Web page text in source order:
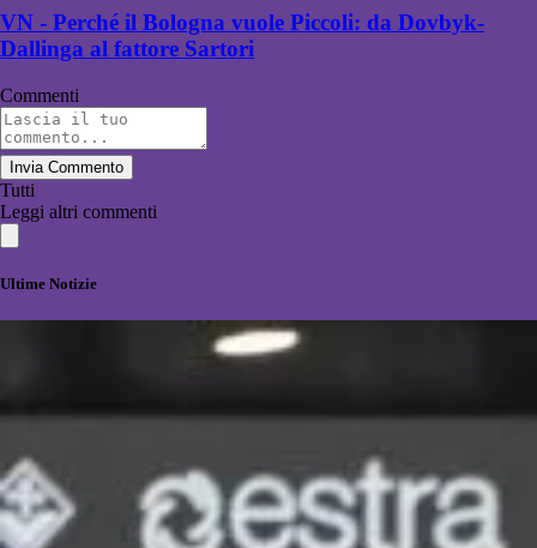
VN - Perché il Bologna vuole Piccoli: da Dovbyk-
Dallinga al fattore Sartori
Commenti
Invia Commento
Tutti
Leggi altri commenti
Ultime Notizie